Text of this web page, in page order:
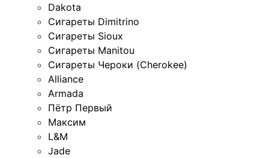
Dakota
Сигареты Dimitrino
Сигареты Sioux
Сигареты Manitou
Сигареты Чероки (Cherokee)
Alliance
Armada
Пётр Первый
Максим
L&M
Jade